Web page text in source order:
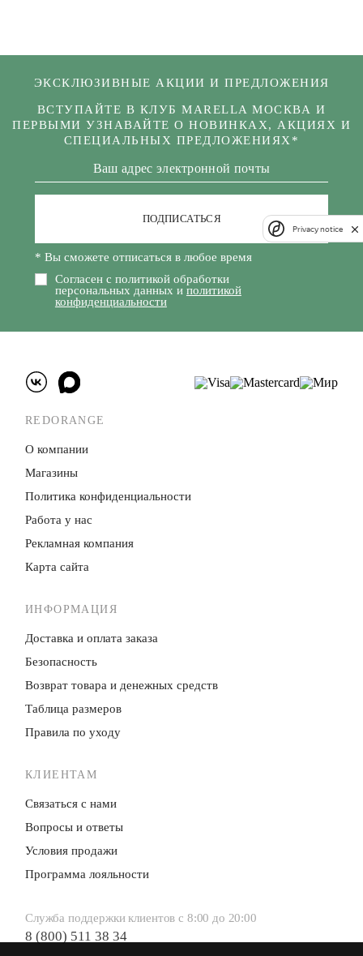
ЭКСКЛЮЗИВНЫЕ АКЦИИ И ПРЕДЛОЖЕНИЯ
ВСТУПАЙТЕ В КЛУБ MARELLA МОСКВА И
ПЕРВЫМИ УЗНАВАЙТЕ О НОВИНКАХ, АКЦИЯХ И
СПЕЦИАЛЬНЫХ ПРЕДЛОЖЕНИЯХ*
ПОДПИСАТЬСЯ
Согласен с политикой обработки
персональных данных и политикой
конфиденциальности
* Вы сможете отписаться в любое время
REDORANGE
О компании
Магазины
Политика конфиденци­альности
Работа у нас
Рекламная компания
Карта сайта
ИНФОРМАЦИЯ
Доставка и оплата заказа
Безопасность
Возврат товара и денежных средств
Таблица размеров
Правила по уходу
КЛИЕНТАМ
Связаться с нами
Вопросы и ответы
Условия продажи
Программа лояльности
Служба поддержки клиентов с 8:00 до 20:00
8 (800) 511 38 34
Privacy notice